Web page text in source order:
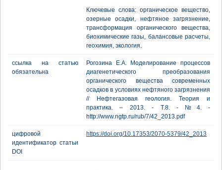
Ключевые слова: органическое вещество,
озерные осадки, нефтяное загрязнение,
трансформация органического вещества,
биохимические газы, балансовые расчеты,
геохимия, экология.
ссылка на статью
обязательна
Рогозина Е.А. Моделирование процессов
диагенетического преобразования
органического вещества современных
осадков в условиях нефтяного загрязнения
// Нефтегазовая геология. Теория и
практика. – 2013. - Т.8. - №4. -
http://www.ngtp.ru/rub/7/42_2013.pdf
цифровой
идентификатор статьи
DOI
https://doi.org/10.17353/2070-5379/42_2013